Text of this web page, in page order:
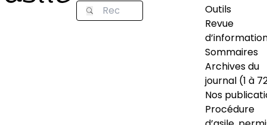
Outils
Revue
Sommaires
Archives du
journal (1 à
Nos
Procédure